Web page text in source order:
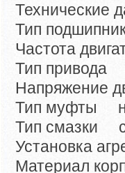
Технические
Тип
Частота
Тип привода
Напряжение
Тип муфты
Тип смазки
Установка
Материал